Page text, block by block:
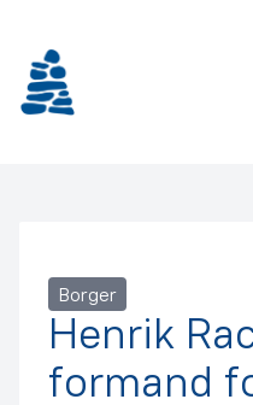
indhold
Borger
Henrik
formand